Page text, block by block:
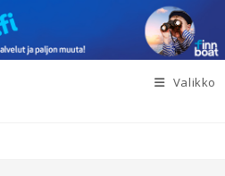
Valikko